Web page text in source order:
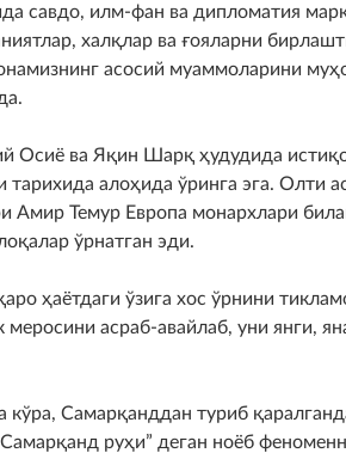
савдо, илм-фан ва дипломатия
халқлар ва ғояларни
асосий муаммоларини
Осиё ва Яқин Шарқ ҳудудида
тарихида алоҳида ўринга эга. Олти
Амир Темур Европа монархлари
ўрнатган эди.
ҳаётдаги ўзига хос ўрнини
асраб-авайлаб, уни янги,
кўра, Самарқанддан туриб
руҳи” деган ноёб